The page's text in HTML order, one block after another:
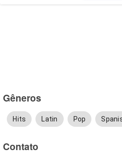
Gêneros
Hits Latin Pop
Contato